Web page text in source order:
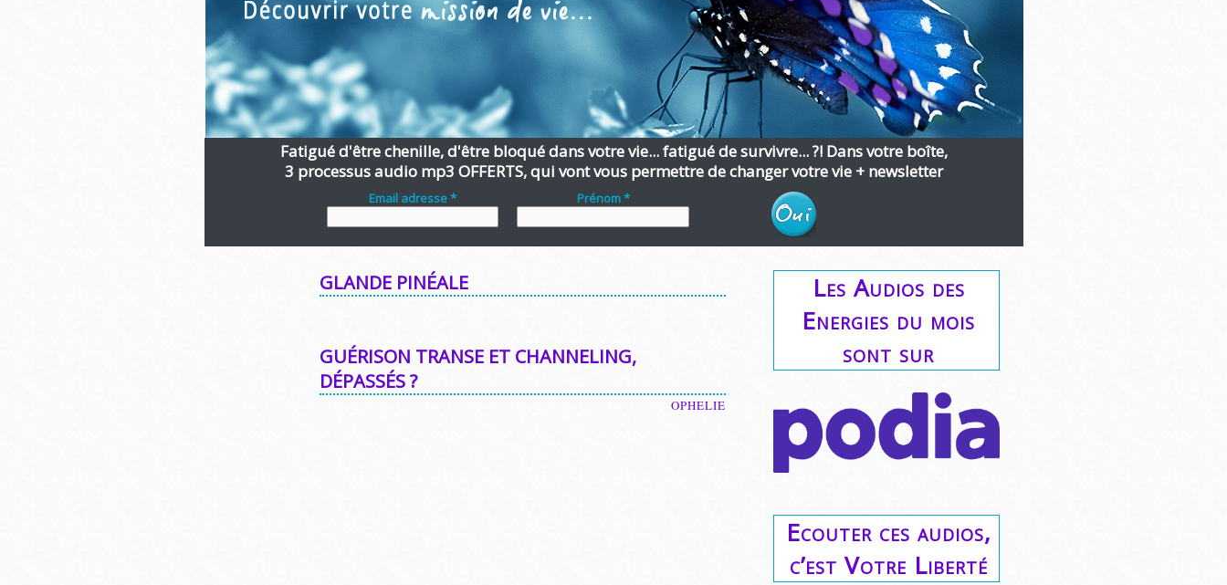
Fatigué d'être chenille, d'être bloqué dans votre vie... fatigué de survivre... ?! Dans votre boîte,
3 processus audio mp3 OFFERTS, qui vont vous permettre de changer votre vie + newsletter
Email adresse * Prénom *
GLANDE PINÉALE
GUÉRISON TRANSE ET CHANNELING,
DÉPASSÉS ?
OPHELIE
Les Audios des
Energies du mois
sont sur
Ecouter ces audios,
c’est Votre Liberté